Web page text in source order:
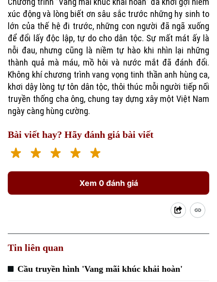
xúc động và lòng biết ơn sâu sắc trước những hy sinh to
lớn của thế hệ đi trước, những con người đã ngã xuống
để đổi lấy độc lập, tự do cho dân tộc. Sự mất mát ấy là
nỗi đau, nhưng cũng là niềm tự hào khi nhìn lại những
thành quả mà máu, mồ hôi và nước mắt đã đánh đổi.
Không khí chương trình vang vọng tinh thần anh hùng ca,
khơi dậy lòng tự tôn dân tộc, thôi thúc mỗi người tiếp nối
truyền thống cha ông, chung tay dựng xây một Việt Nam
ngày càng hùng cường.
Bài viết hay? Hãy đánh giá bài viết
Xem 0 đánh giá
Tin liên quan
Cầu truyền hình 'Vang mãi khúc khải hoàn'